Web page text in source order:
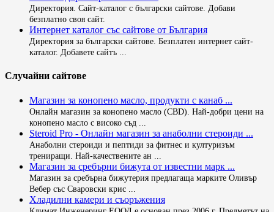
Директория. Сайт-каталог с български сайтове. Добави
безплатно своя сайт.
Интернет каталог със сайтове от България
Директория за български сайтове. Безплатен интернет сайт-
каталог. Добавете сайтъ ...
Случайни сайтове
Магазин за конопено масло, продукти с канаб ...
Онлайн магазин за конопено масло (CBD). Най-добри цени на
конопено масло с високо съд ...
Steroid Pro - Онлайн магазин за анаболни стероиди ...
Анаболни стероиди и пептиди за фитнес и културизъм
трениращи. Най-качествените ан ...
Магазин за сребърни бижута от известни марк ...
Магазин за сребърна бижутерия предлагаща марките Оливър
Вебер със Сваровски крис ...
Хладилни камери и съоръжения